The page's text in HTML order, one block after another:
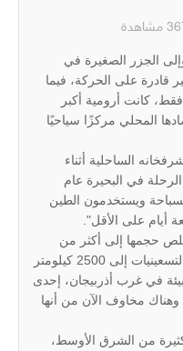
الجزر الصغيرة في
قادرة على الحركة، فيما
كانت أرومية أكبر
المحلي مركزًا سياحيًا
الساحلية أثناء
في البحيرة عام
للسباحة ويستخدمون الطين
أيام على الأقل".
حجمها إلى أكثر من
النصف، من 5400 كيلومتر مربع في التسعينيات إلى 2500 كيلومتر
في غرب أذربيجان، إحدى
وهناك مخاوف الآن من أنها
من الشرق الأوسط،